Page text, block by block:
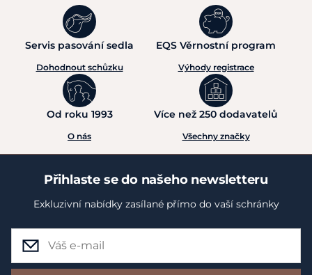
Servis pasování sedla
Dohodnout schůzku
EQS Věrnostní program
Výhody registrace
Od roku 1993
O nás
Více než 250 dodavatelů
Všechny značky
Přihlaste se do našeho newsletteru
Exkluzivní nabídky zasílané přímo do vaší schránky